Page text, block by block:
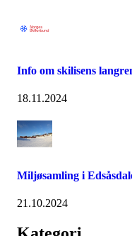
Info om skilisens
18.11.2024
Miljøsamling i
21.10.2024